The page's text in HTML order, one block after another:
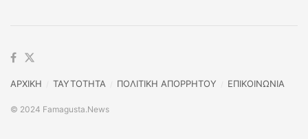
ΑΡΧΙΚΗ TAYTOTHTA ΠΟΛΙΤΙΚΗ ΑΠΟΡΡΗΤΟΥ ΕΠΙΚΟΙΝΩΝΙΑ
© 2024 Famagusta.News